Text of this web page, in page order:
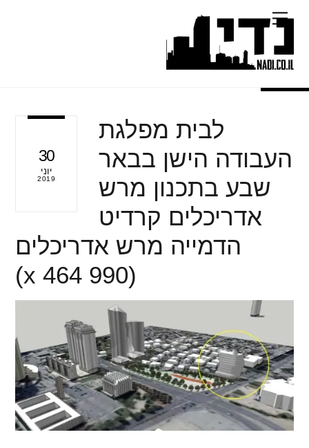
content
Menu
30
יוני
2019
לבית מפלגת
העבודה הישן בבאר
שבע בתכנון מרש
אדריכלים קרדיט
הדמייה מרש אדריכלים
(990 x 464)